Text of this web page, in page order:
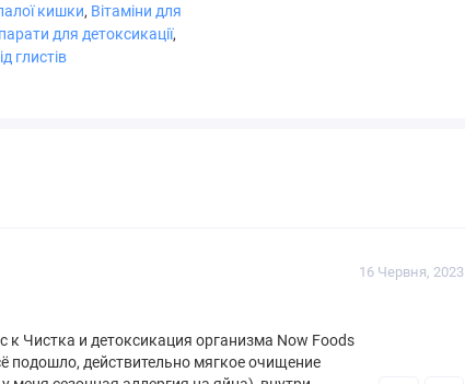
240 мг флавоноїдів
50 мг †
50 мг
кишки, Вітаміни для
для детоксикації,
глистів
16 Червня, 2023
к Чистка и детоксикация организма Now Foods
подошло, действительно мягкое очищение